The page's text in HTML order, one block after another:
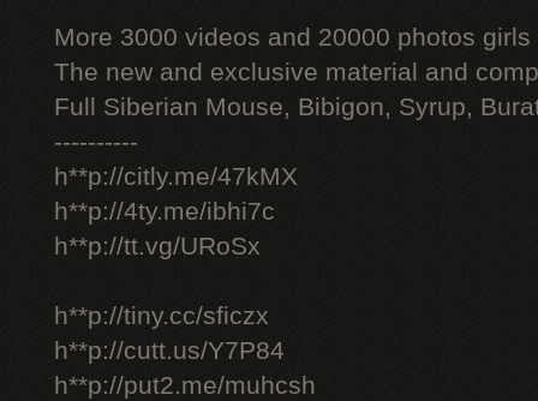
More 3000 videos and 20000 photos
The new and exclusive material and
Full Siberian Mouse, Bibigon, Syrup,
----------
h**p://citly.me/47kMX
h**p://4ty.me/ibhi7c
h**p://tt.vg/URoSx
h**p://tiny.cc/sficzx
h**p://cutt.us/Y7P84
h**p://put2.me/muhcsh